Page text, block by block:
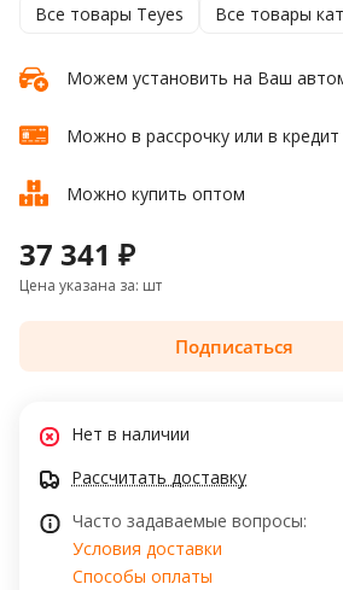
Все товары Teyes Все товары
Можем установить на Ваш
Можно в рассрочку или в кредит
Можно купить оптом
37 341 ₽
Цена указана за: шт
Подписаться
Нет в наличии
Рассчитать доставку
Часто задаваемые вопросы:
Условия доставки
Способы оплаты